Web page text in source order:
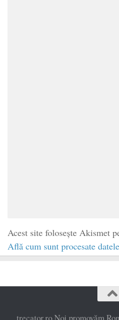
Acest site folosește Akismet
Află cum sunt procesate
trecator.ro Noi promovăm